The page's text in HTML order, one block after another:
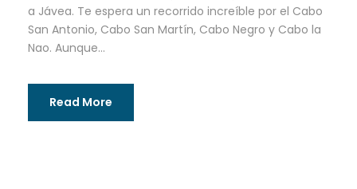
a Jávea. Te espera un recorrido increíble por el Cabo
San Antonio, Cabo San Martín, Cabo Negro y Cabo la
Nao. Aunque...
Read More